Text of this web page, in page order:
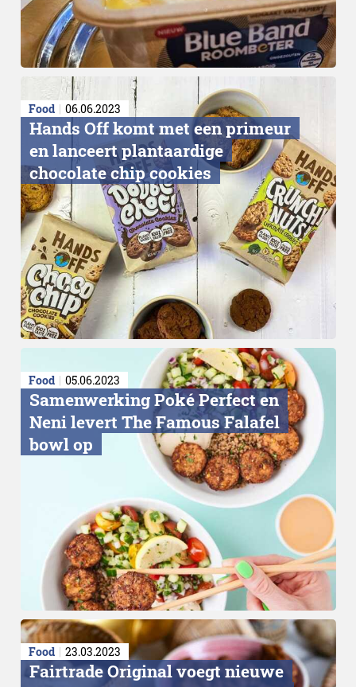
Food 06.06.2023
Hands Off komt met een primeur
en lanceert plantaardige
chocolate chip cookies
Food 05.06.2023
Samenwerking Poké Perfect en
Neni levert The Famous Falafel
bowl op
Food 23.03.2023
Fairtrade Original voegt nieuwe